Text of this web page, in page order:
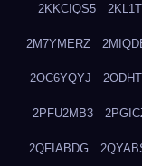
2KKCIQS5
2M7YMERZ
2OC6YQYJ
2PFU2MB3
2QFIABDG